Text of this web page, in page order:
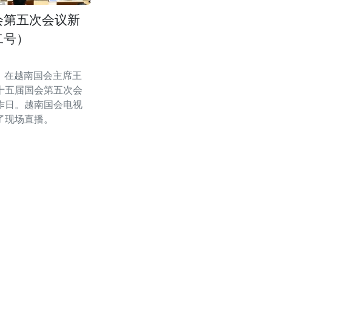
五次会议新
）
在越南国会主席王
五届国会第五次会
日。越南国会电视
场直播。